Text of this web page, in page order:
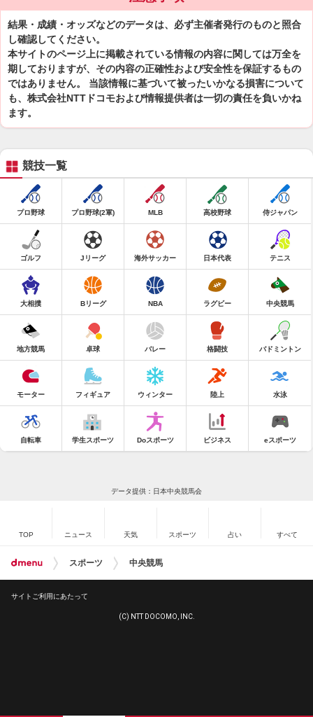
結果・成績・オッズなどのデータは、必ず主催者発行のものと照合
し確認してください。
本サイトのページ上に掲載されている情報の内容に関しては万全を
期しておりますが、その内容の正確性および安全性を保証するもの
ではありません。 当該情報に基づいて被ったいかなる損害について
も、株式会社NTTドコモおよび情報提供者は一切の責任を負いかね
ます。
競技一覧
プロ野球 プロ野球(2軍) MLB 高校野球 侍ジャパン
ゴルフ Jリーグ 海外サッカー 日本代表 テニス
大相撲 Bリーグ NBA ラグビー 中央競馬
地方競馬 卓球 バレー 格闘技 バドミントン
モーター フィギュア ウィンター 陸上 水泳
自転車 学生スポーツ Doスポーツ ビジネス eスポーツ
データ提供：日本中央競馬会
TOP ニュース 天気 スポーツ 占い すべて
スポーツ 中央競馬
サイトご利用にあたって
(C) NTT DOCOMO, INC.